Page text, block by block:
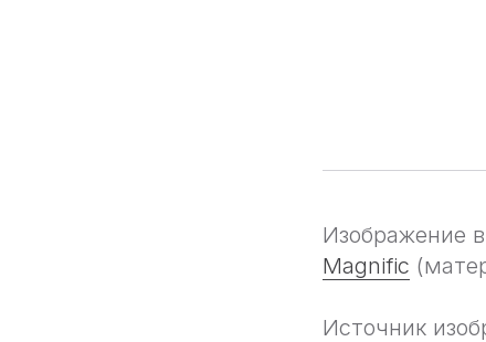
Изображение
Magnific
Источник